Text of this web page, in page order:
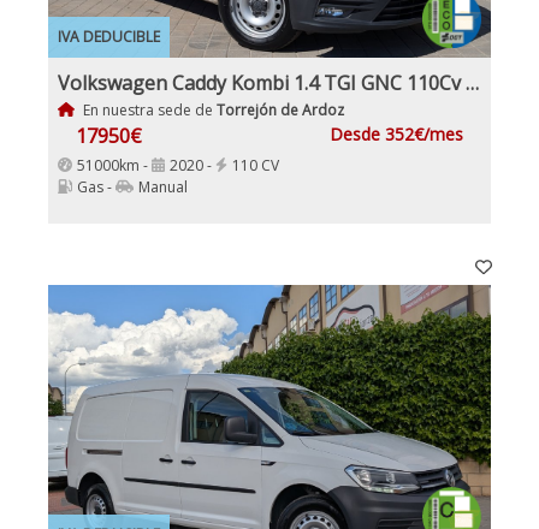
IVA DEDUCIBLE
Volkswagen Caddy Kombi 1.4 TGI GNC 110Cv Etiqueta ECO IVA y garantía Inc Nacional Pocos km
En nuestra sede de Torrejón de Ardoz
17950€ Desde 352€/mes
51000km - 2020 -
110 CV
Gas -
Manual